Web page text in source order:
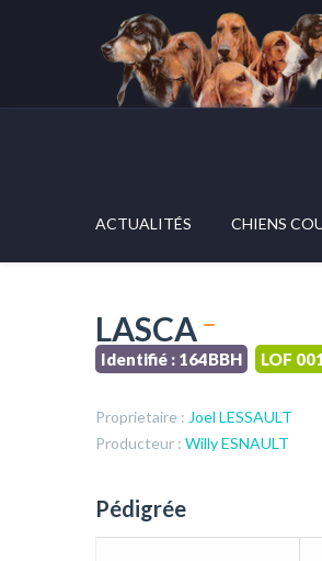
ACTUALITÉS CHIENS
LASCA
Identifié : 164BBH LOF
Proprietaire : Joel LESSAULT
Producteur : Willy ESNAULT
Pédigrée